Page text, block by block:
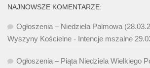
NAJNOWSZE KOMENTARZE:
Ogłoszenia – Niedziela Palmowa
Wyszyny Kościelne - Intencje mszalne
Ogłoszenia – Piąta Niedziela Wielkiego